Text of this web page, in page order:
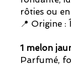
rôties ou
📍 Origine :
1 melon
Parfumé,